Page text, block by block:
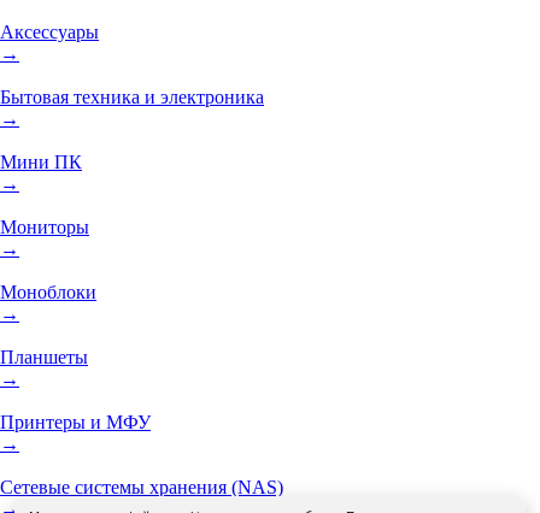
Аксессуары
→
Бытовая техника и электроника
→
Мини ПК
→
Мониторы
→
Моноблоки
→
Планшеты
→
Принтеры и МФУ
→
Сетевые системы хранения (NAS)
→